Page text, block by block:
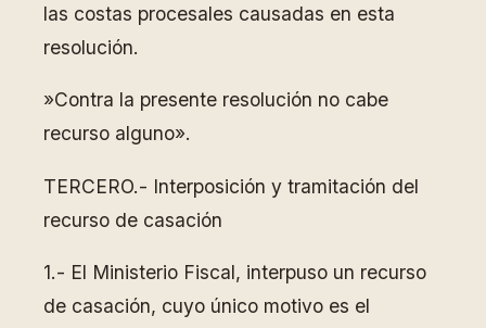
las costas procesales causadas en esta
resolución.
»Contra la presente resolución no cabe
recurso alguno».
TERCERO.- Interposición y tramitación del
recurso de casación
1.- El Ministerio Fiscal, interpuso un recurso
de casación, cuyo único motivo es el